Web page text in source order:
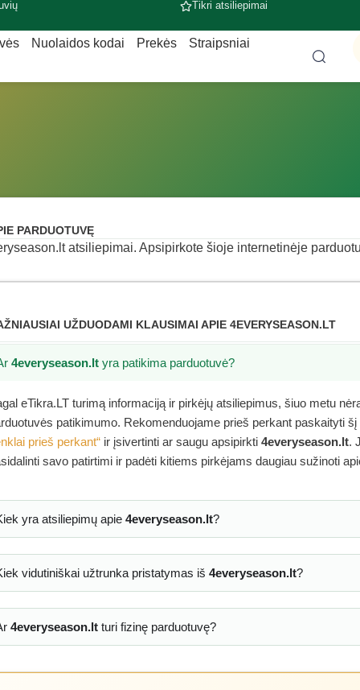
Tikri atsiliepimai
Nuolaidos kodai Prekės Straipsniai
PARDUOTUVĘ
atsiliepimai. Apsipirkote šioje internetinėje
UŽDUODAMI KLAUSIMAI APIE 4EVERYSEASON.LT
4everyseason.lt yra patikima parduotuvė?
eTikra.LT turimą informaciją ir pirkėjų atsiliepimus, šiuo metu
patikimumo. Rekomenduojame prieš perkant paskaityti šį
prieš perkant“ ir įsivertinti ar saugu apsipirkti 4everyseason.lt.
savo patirtimi ir padėti kitiems pirkėjams daugiau sužinoti
yra atsiliepimų apie 4everyseason.lt?
vidutiniškai užtrunka pristatymas iš 4everyseason.lt?
4everyseason.ltturi fizinę parduotuvę?